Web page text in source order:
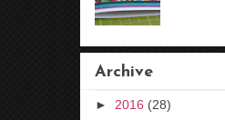
Archive
► 2016 (28)